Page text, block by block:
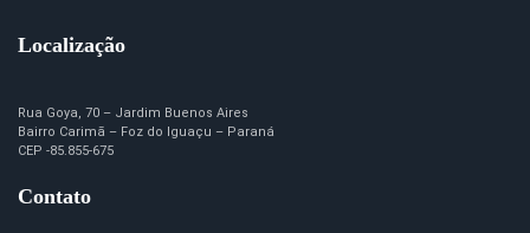
Localização
Rua Goya, 70 – Jardim Buenos Aires
Bairro Carimã – Foz do Iguaçu – Paraná
CEP -85.855-675
Contato